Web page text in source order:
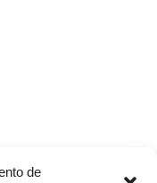
de